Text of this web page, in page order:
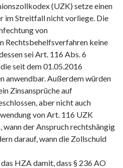
(UZK) setze einen
im Streitfall nicht vorliege. Die
von
Rechtsbehelfsverfahren keine
sei Art. 116 Abs. 6
seit dem 01.05.2016
anwendbar. Außerdem würden
Zinsansprüche auf
aber nicht auch
von Art. 116 UZK
wann der Anspruch rechtshängig
darauf, wann die Zollschuld
HZA damit, dass § 236 AO